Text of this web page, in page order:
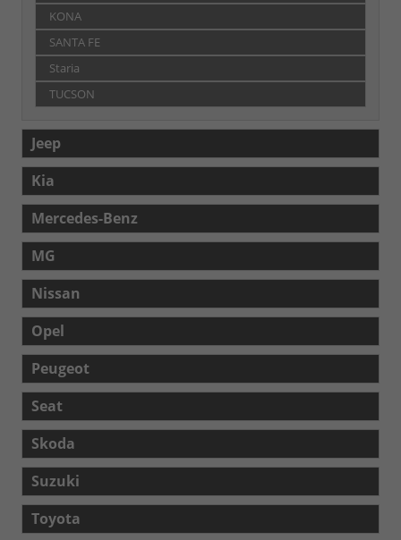
KONA
SANTA FE
Staria
TUCSON
Jeep
Kia
Mercedes-Benz
MG
Nissan
Opel
Peugeot
Seat
Skoda
Suzuki
Toyota